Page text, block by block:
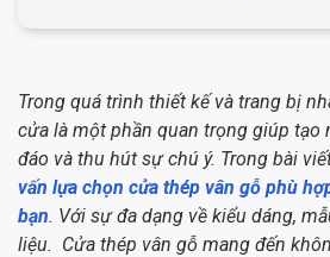
Trong quá trình thiết kế và trang bị
cửa là một phần quan trọng giúp tạo
đáo và thu hút sự chú ý. Trong bài
vấn lựa chọn cửa thép vân gỗ phù
bạn. Với sự đa dạng về kiểu dáng,
liệu. Cửa thép vân gỗ mang đến